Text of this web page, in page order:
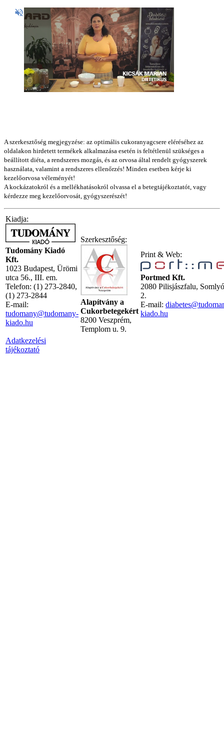
A szerkesztőség megjegyzése: az optimális cukoranyagcsere eléréséhez az
oldalakon hirdetett termékek alkalmazása esetén is feltétlenül szükséges a
beállított diéta, a rendszeres mozgás, és az orvosa által rendelt gyógyszerek
használata, valamint a rendszeres ellenőrzés! Minden esetben kérje ki
kezelőorvosa véleményét!
A kockázatokról és a mellékhatásokról olvassa el a betegtájékoztatót, vagy
kérdezze meg kezelőorvosát, gyógyszerészét!
Kiadja:
Tudomány Kiadó
Kft.
1023 Budapest, Ürömi
utca 56., III. em.
Telefon: (1) 273-2840,
(1) 273-2844
E-mail:
tudomany@tudomany-
kiado.hu
Adatkezelési
tájékoztató
Szerkesztőség:
Alapítvány a
Cukorbetegekért
8200 Veszprém,
Templom u. 9.
Print & Web:
Portmed Kft.
2080 Pilisjászfalu,
2.
E-mail:
kiado.hu